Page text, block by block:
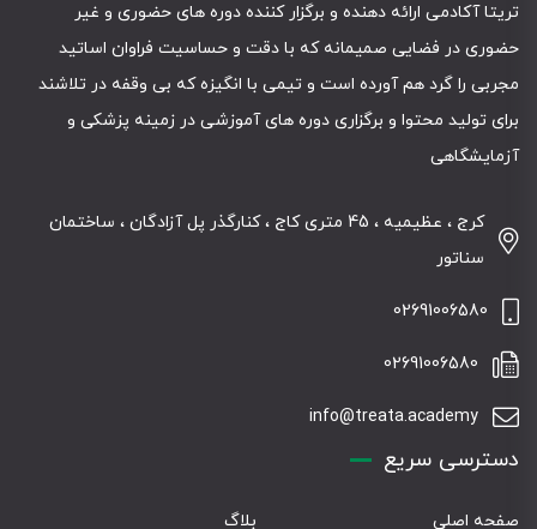
تریتا آکادمی ارائه دهنده و برگزار کننده دوره های حضوری و غیر
حضوری در فضایی صمیمانه که با دقت و حساسیت فراوان اساتید
مجربی را گرد هم آورده است و تیمی با انگیزه که بی وقفه در تلاشند
برای تولید محتوا و برگزاری دوره های آموزشی در زمینه پزشکی و
آزمایشگاهی
کرج ، عظیمیه ، 45 متری کاج ، کنارگذر پل آزادگان ، ساختمان
سناتور
02691006580
02691006580
info@treata.academy
دسترسی سریع
صفحه اصلی بلاگ